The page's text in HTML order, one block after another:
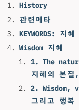
History
관련메타
KEYWORDS: 지혜
Wisdom 지혜
1. The
지혜의 본
2. Wisdom,
그리고 행복